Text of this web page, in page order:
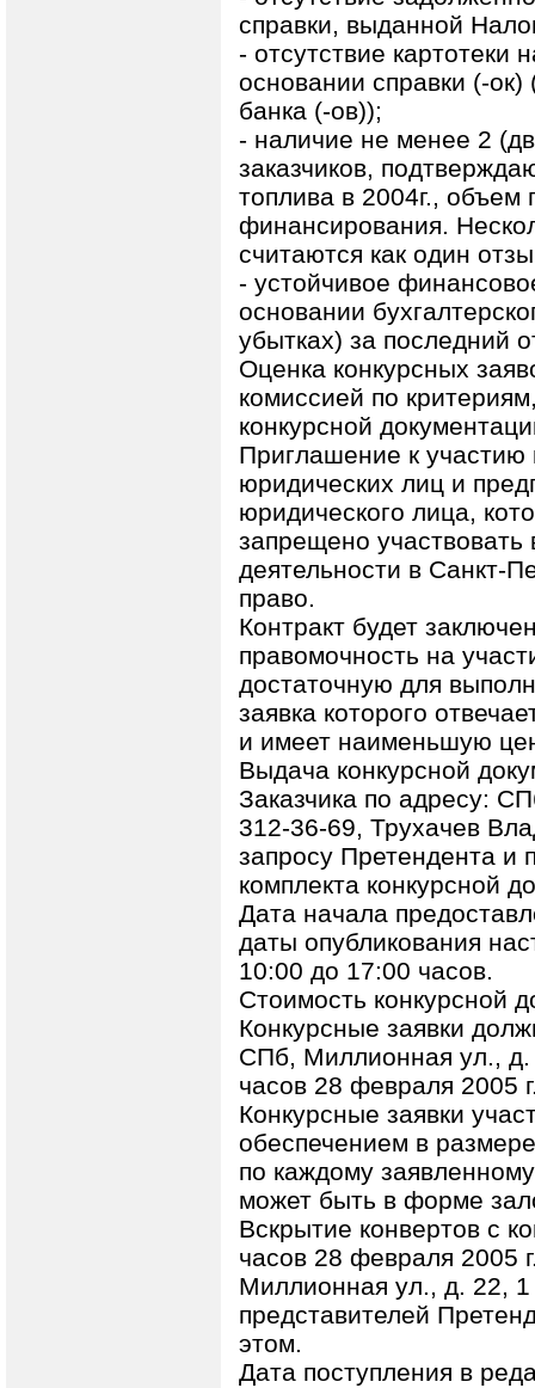
справки, выданной
- отсутствие картотеки
основании справки (-
банка (-ов));
- наличие не менее 2
заказчиков,
топлива в 2004г., объем
финансирования.
считаются как один
- устойчивое
основании
убытках) за последний
Оценка конкурсных
комиссией по
конкурсной
Приглашение к участию
юридических лиц и
юридического лица,
запрещено
деятельности в Санкт-
право.
Контракт будет
правомочность на
достаточную для
заявка которого
и имеет наименьшую
Выдача конкурсной
Заказчика по адресу:
312-36-69, Трухачев
запросу Претендента и
комплекта конкурсной
Дата начала
даты опубликования
10:00 до 17:00 часов.
Стоимость конкурсной
Конкурсные заявки
СПб, Миллионная ул., д.
часов 28 февраля 2005
Конкурсные заявки
обеспечением в
по каждому
может быть в форме
Вскрытие конвертов с
часов 28 февраля 2005
Миллионная ул., д. 22, 1
представителей
этом.
Дата поступления в